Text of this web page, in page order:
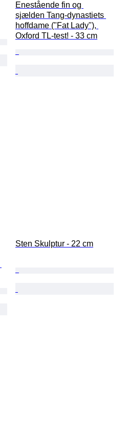
Enestående fin og
sjælden Tang-dynastiets
hoffdame ("Fat Lady"),
Oxford TL-test! - 33 cm
Sten Skulptur - 22 cm